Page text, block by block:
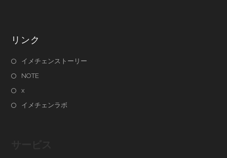
リンク
イメチェンストーリー
NOTE
x
イメチェンラボ